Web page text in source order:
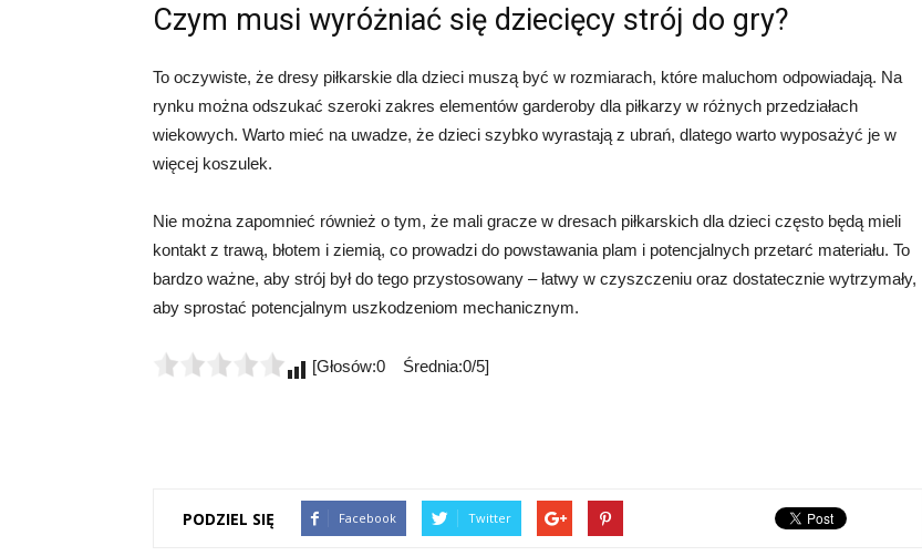
Czym musi wyróżniać się dziecięcy strój do gry?
To oczywiste, że dresy piłkarskie dla dzieci muszą być w rozmiarach, które maluchom odpowiadają. Na
rynku można odszukać szeroki zakres elementów garderoby dla piłkarzy w różnych przedziałach
wiekowych. Warto mieć na uwadze, że dzieci szybko wyrastają z ubrań, dlatego warto wyposażyć je w
więcej koszulek.
Nie można zapomnieć również o tym, że mali gracze w dresach piłkarskich dla dzieci często będą mieli
kontakt z trawą, błotem i ziemią, co prowadzi do powstawania plam i potencjalnych przetarć materiału. To
bardzo ważne, aby strój był do tego przystosowany – łatwy w czyszczeniu oraz dostatecznie wytrzymały,
aby sprostać potencjalnym uszkodzeniom mechanicznym.
[Głosów:0 Średnia:0/5]
PODZIEL SIĘ Facebook Twitter